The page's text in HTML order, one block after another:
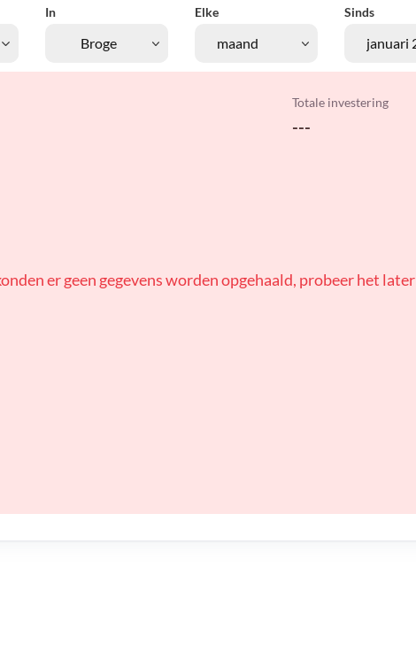
In Elke Sinds
Totale investering
---
er geen gegevens worden opgehaald, probeer het later